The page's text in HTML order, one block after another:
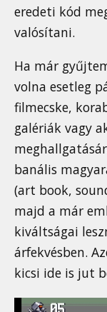
eredeti kód
valósítani.
Ha már
volna esetleg
filmecske,
galériák vagy
banális
(art book,
majd a már
kiváltságai
árfekvésben.
kicsi ide is jut